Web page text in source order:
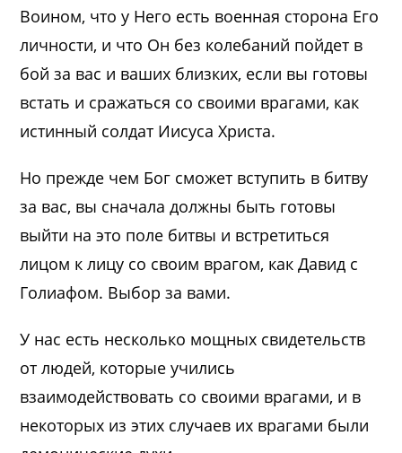
Воином, что у Него есть военная сторона Его
личности, и что Он без колебаний пойдет в
бой за вас и ваших близких, если вы готовы
встать и сражаться со своими врагами, как
истинный солдат Иисуса Христа.
Но прежде чем Бог сможет вступить в битву
за вас, вы сначала должны быть готовы
выйти на это поле битвы и встретиться
лицом к лицу со своим врагом, как Давид с
Голиафом. Выбор за вами.
У нас есть несколько мощных свидетельств
от людей, которые учились
взаимодействовать со своими врагами, и в
некоторых из этих случаев их врагами были